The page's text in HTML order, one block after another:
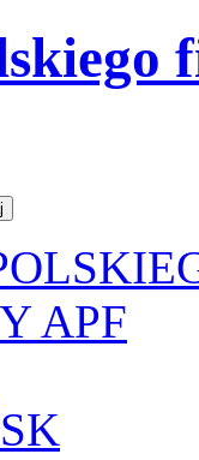
APF